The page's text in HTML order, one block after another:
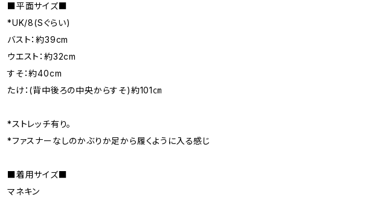
■平面サイズ■
*UK/8(Sぐらい)
バスト：約39cm
ウエスト：約32cm
すそ：約40cm
たけ：(背中後ろの中央からすそ)約101㎝
*ストレッチ有り。
*ファスナーなしのかぶりか足から履くように入る感じ
■着用サイズ■
マネキン